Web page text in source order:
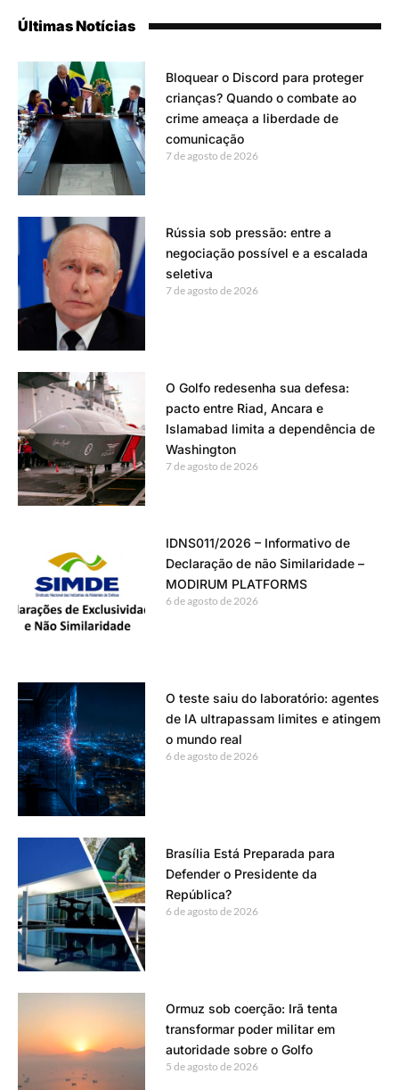
Últimas Notícias
Bloquear o Discord para proteger
crianças? Quando o combate ao
crime ameaça a liberdade de
comunicação
7 de agosto de 2026
Rússia sob pressão: entre a
negociação possível e a escalada
seletiva
7 de agosto de 2026
O Golfo redesenha sua defesa:
pacto entre Riad, Ancara e
Islamabad limita a dependência de
Washington
7 de agosto de 2026
IDNS011/2026 – Informativo de
Declaração de não Similaridade –
MODIRUM PLATFORMS
6 de agosto de 2026
O teste saiu do laboratório: agentes
de IA ultrapassam limites e atingem
o mundo real
6 de agosto de 2026
Brasília Está Preparada para
Defender o Presidente da
República?
6 de agosto de 2026
Ormuz sob coerção: Irã tenta
transformar poder militar em
autoridade sobre o Golfo
5 de agosto de 2026